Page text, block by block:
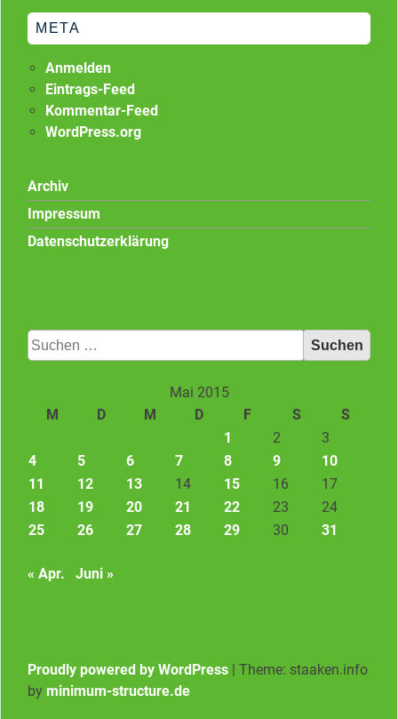
META
Anmelden
Eintrags-Feed
Kommentar-Feed
WordPress.org
Archiv
Impressum
Datenschutzerklärung
Suchen
nach:
Mai 2015
M
D M D F S
S
1
2
3
4
5 6 7 8 9
10
11
12 13 14 15 16
17
18
19 20 21 22 23
24
25
26 27 28 29 30 31
« Apr. Juni »
Proudly powered by WordPress | Theme: staaken.info
by minimum-structure.de